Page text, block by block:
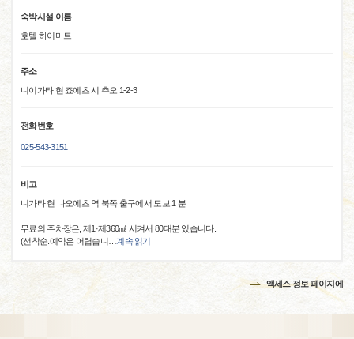
숙박시설 이름
호텔 하이마트
주소
니이가타 현 죠에츠 시 츄오 1-2-3
전화번호
025-543-3151
비고
니가타 현 나오에츠 역 북쪽 출구에서 도보 1 분
무료의 주차장은, 제1·제360㎖ 시켜서 80대분 있습니다.
(선착순.예약은 어렵습니
계속 읽기
액세스 정보 페이지에